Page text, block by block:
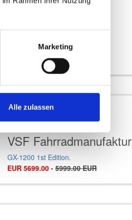
Marketing
Alle zulassen
Raymon
Zayn Ultra
EUR 1199.00-1299.00 EUR
VSF Fahrradmanufaktur
GX-1200 1st Edition.
EUR 5699.00 -5999.00 EUR